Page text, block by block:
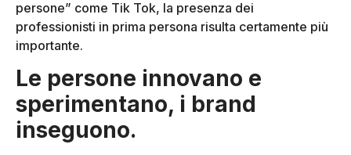
persone” come Tik Tok, la presenza dei
professionisti in prima persona risulta certamente più
importante.
Le persone innovano e
sperimentano, i brand
inseguono.